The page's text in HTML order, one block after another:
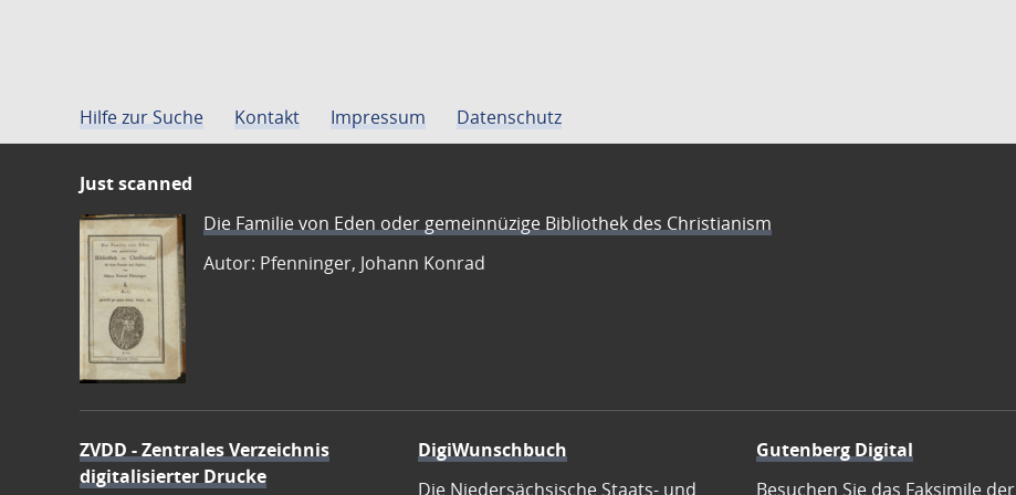
Hilfe zur Suche Kontakt Impressum Datenschutz
Just scanned
Die Familie von Eden oder gemeinnüzige Bibliothek des Christianism
Autor: Pfenninger, Johann Konrad
ZVDD - Zentrales Verzeichnis
digitalisierter Drucke
DigiWunschbuch
Die Niedersächsische Staats- und
Gutenberg Digital
Besuchen Sie das Faksimile der